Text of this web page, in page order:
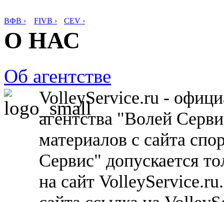
ВФВ › FIVB › CEV ›
О НАС
Об агентстве
VolleyService.ru -
агентства "Волей
материалов с сайта
Сервис" допускается
на сайт